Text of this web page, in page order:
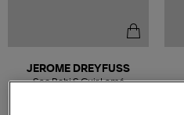
JEROME DREYFUSS
Sac Bobi S Cuir Lamé